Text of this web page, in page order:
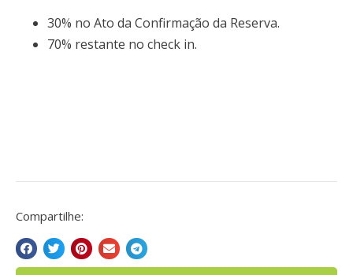
30% no Ato da Confirmação da Reserva.
70% restante no check in.
Compartilhe: